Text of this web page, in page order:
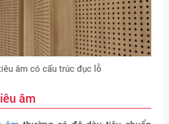
âm có cấu trúc đục lỗ
âm